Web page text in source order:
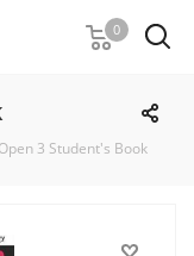
0
3 Student's Book